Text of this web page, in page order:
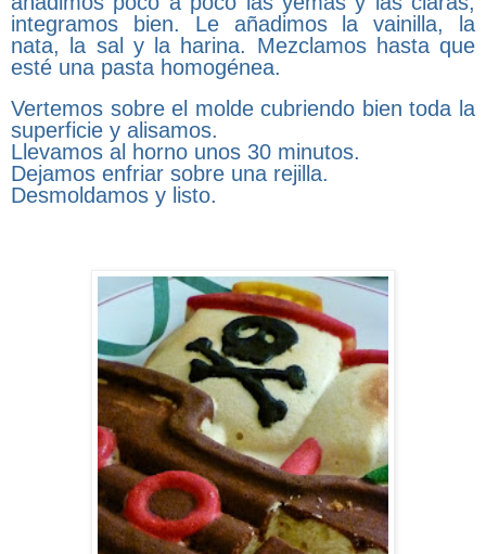
integramos bien. Le añadimos la vainilla, la
nata, la sal y la harina. Mezclamos hasta que
esté una pasta homogénea.
Vertemos sobre el molde cubriendo bien toda la
superficie y alisamos.
Llevamos al horno unos 30 minutos.
Dejamos enfriar sobre una rejilla.
Desmoldamos y listo.